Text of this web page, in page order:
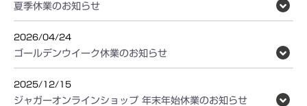
夏季休業のお知らせ
2026/04/24
ゴールデンウイーク休業のお知らせ
2025/12/15
ジャガーオンラインショップ 年末年始休業のお知らせ